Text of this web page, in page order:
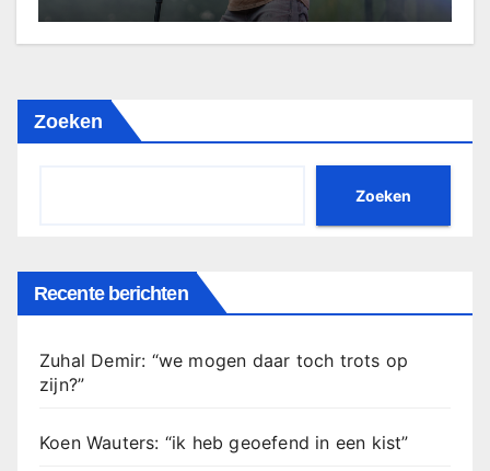
Zoeken
Zoeken
Recente berichten
Zuhal Demir: “we mogen daar toch trots op
zijn?”
Koen Wauters: “ik heb geoefend in een kist”